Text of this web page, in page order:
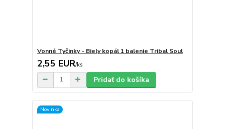
Vonné Tyčinky - Biely kopál 1 balenie Tribal Soul
2,55 EUR/ks
Pridať do košíka
Novinka